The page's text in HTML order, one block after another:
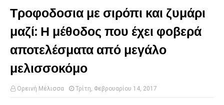
Τροφοδοσια με σιρόπι και ζυμάρι
μαζί: Η μέθοδος που έχει φοβερά
αποτελέσματα από μεγάλο
μελισσοκόμο
Ορεινή Μέλισσα Τρίτη, Φεβρουαρίου 14, 2017